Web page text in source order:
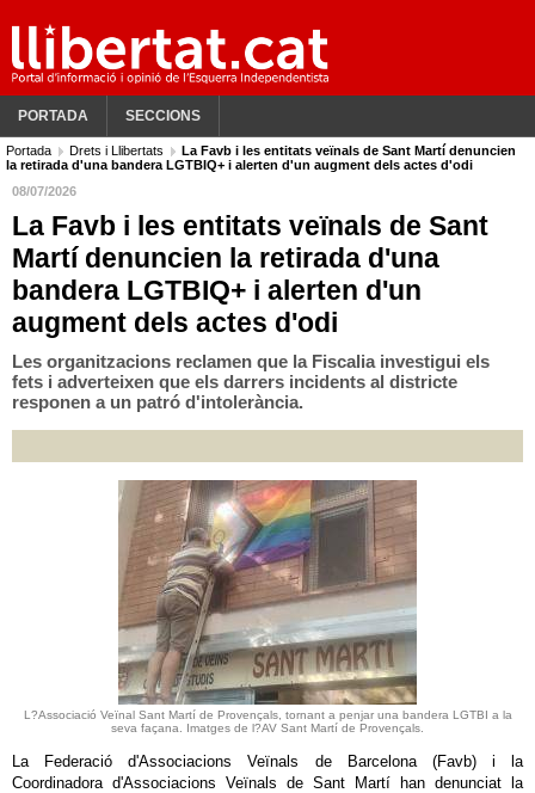
PORTADA SECCIONS
Portada Drets i Llibertats
La Favb i les entitats veïnals de Sant Martí denuncien
la retirada d'una bandera LGTBIQ+ i alerten d'un augment dels actes d'odi
08/07/2026
La Favb i les entitats veïnals de Sant
Martí denuncien la retirada d'una
bandera LGTBIQ+ i alerten d'un
augment dels actes d'odi
Les organitzacions reclamen que la Fiscalia investigui els
fets i adverteixen que els darrers incidents al districte
responen a un patró d'intolerància.
L?Associació Veïnal Sant Martí de Provençals, tornant a penjar una bandera LGTBI a la
seva façana. Imatges de l?AV Sant Martí de Provençals.
La Federació d'Associacions Veïnals de Barcelona (Favb) i la
Coordinadora d'Associacions Veïnals de Sant Martí han denunciat la